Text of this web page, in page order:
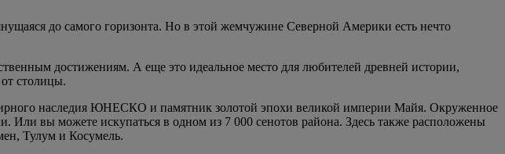
до самого горизонта. Но в этой жемчужине Северной Америки есть нечто
достижениям. А еще это идеальное место для любителей древней истории,
столицы.
наследия ЮНЕСКО и памятник золотой эпохи великой империи Майя. Окруженное
вы можете искупаться в одном из 7 000 сенотов района. Здесь также расположены
Тулум и Косумель.